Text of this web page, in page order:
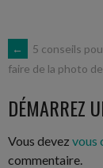
DES
←
5 conseils
faire de la photo
DÉMARREZ
Vous devez vous
commentaire.